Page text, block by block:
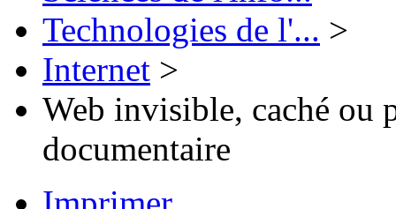
Technologies de l'... >
Internet >
Web invisible, caché ou
documentaire